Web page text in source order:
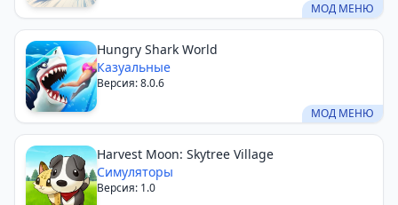
МОД МЕНЮ
Hungry Shark World
Казуальные
Версия: 8.0.6
МОД МЕНЮ
Harvest Moon: Skytree Village
Симуляторы
Версия: 1.0